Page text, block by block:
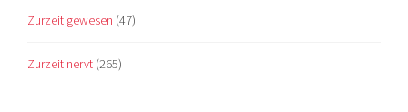
Zurzeit gewesen (47)
Zurzeit nervt (265)